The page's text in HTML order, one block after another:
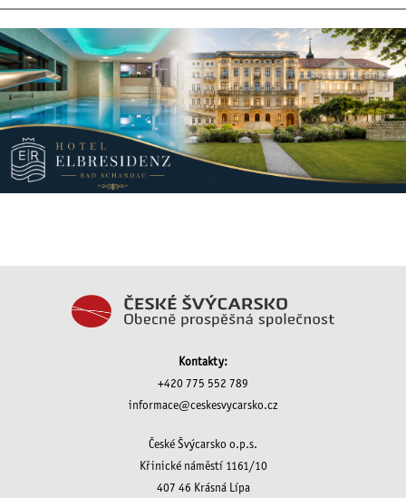
Kontakty:
+420 775 552 789
informace@ceskesvycarsko.cz
České Švýcarsko o.p.s.
Křinické náměstí 1161/10
407 46 Krásná Lípa